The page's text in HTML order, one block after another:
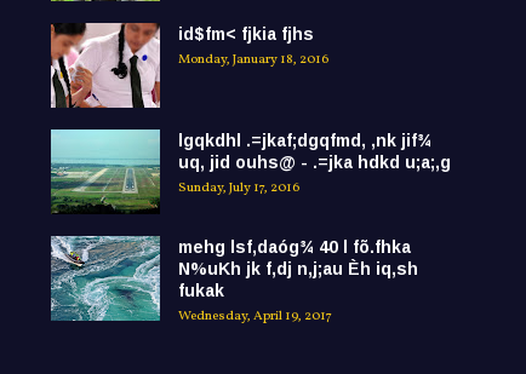
id$fm< fjkia fjhs
Monday, January 18, 2016
lgqkdhl .=jkaf;dgqfmd, ,nk jif¾
uq, jid ouhs@ - .=jka hdkd u;a;,g
Sunday, July 17, 2016
mehg lsf,daóg¾ 40 l fõ.fhka
N%uKh jk f,dj n,j;au Èh iq,sh
fukak
Wednesday, April 19, 2017